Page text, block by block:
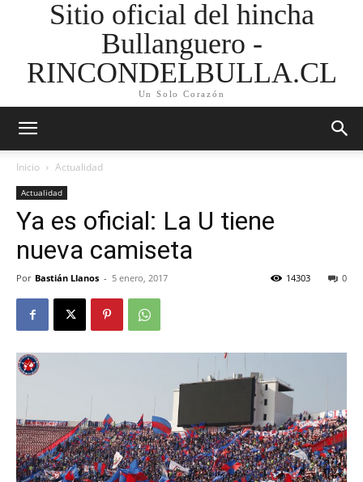
Sitio oficial del hincha
Bullanguero -
RINCONDELBULLA.CL
Un Solo Corazón
Inicio Actualidad
Actualidad
Ya es oficial: La U tiene
nueva camiseta
Por Bastián Llanos - 5 enero, 2017 0
14303